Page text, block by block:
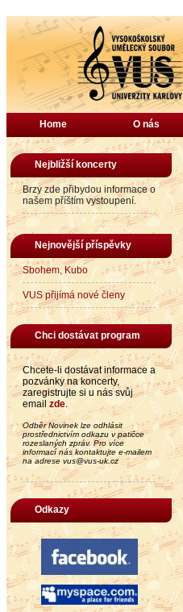
Home O nás
Nejbližší koncerty
Brzy zde přibydou informace o
našem příštím vystoupení.
Nejnovější příspěvky
Sbohem, Kubo
VUS přijímá nové členy
Chci dostávat program
Chcete-li dostávat informace a
pozvánky na koncerty,
zaregistrujte si u nás svůj
email zde.
Odběr Novinek lze odhlásit
prostřednictvím odkazu v patičce
rozeslaných zpráv. Pro více
informací nás kontaktujte e-mailem
na adrese vus@vus-uk.cz
Odkazy